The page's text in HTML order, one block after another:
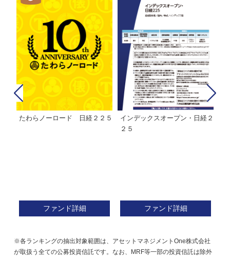
ＭＨＡＭ株式インデックスファ
ファンド詳細
インデックスミリオン
ファンド詳細
※各ランキングの抽出対象範囲は、アセットマネジメントOne株式会社
が取扱う全ての公募投資信託です。なお、MRF等一部の投資信託は除外